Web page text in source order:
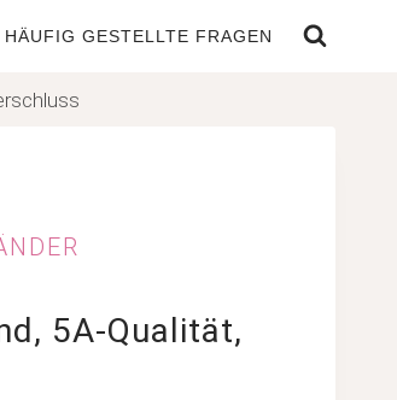
HÄUFIG GESTELLTE FRAGEN
5A-Qualität,